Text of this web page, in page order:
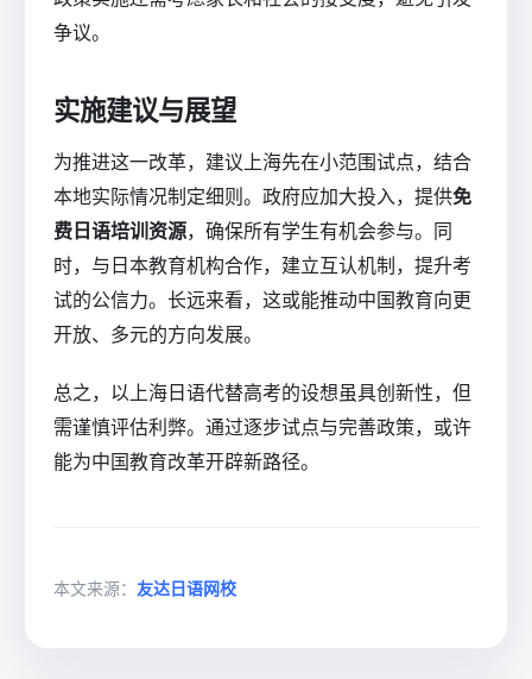
争议。
实施建议与展望
为推进这一改革，建议上海先在小范围试点，结合
本地实际情况制定细则。政府应加大投入，提供免
费日语培训资源，确保所有学生有机会参与。同
时，与日本教育机构合作，建立互认机制，提升考
试的公信力。长远来看，这或能推动中国教育向更
开放、多元的方向发展。
总之，以上海日语代替高考的设想虽具创新性，但
需谨慎评估利弊。通过逐步试点与完善政策，或许
能为中国教育改革开辟新路径。
本文来源： 友达日语网校